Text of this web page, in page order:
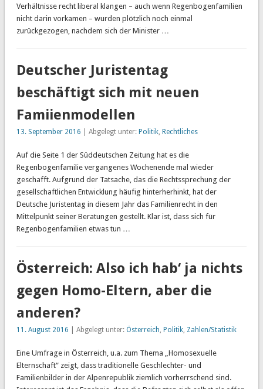
Verhältnisse recht liberal klangen – auch wenn Regenbogenfamilien
nicht darin vorkamen – wurden plötzlich noch einmal
zurückgezogen, nachdem sich der Minister …
Deutscher Juristentag
beschäftigt sich mit neuen
Famiienmodellen
13. September 2016 | Abgelegt unter: Politik, Rechtliches
Auf die Seite 1 der Süddeutschen Zeitung hat es die
Regenbogenfamilie vergangenes Wochenende mal wieder
geschafft. Aufgrund der Tatsache, das die Rechtssprechung der
gesellschaftlichen Entwicklung häufig hinterherhinkt, hat der
Deutsche Juristentag in diesem Jahr das Familienrecht in den
Mittelpunkt seiner Beratungen gestellt. Klar ist, dass sich für
Regenbogenfamilien etwas tun …
Österreich: Also ich hab‘ ja nichts
gegen Homo-Eltern, aber die
anderen?
11. August 2016 | Abgelegt unter: Österreich, Politik, Zahlen/Statistik
Eine Umfrage in Österreich, u.a. zum Thema „Homosexuelle
Elternschaft“ zeigt, dass traditionelle Geschlechter- und
Familienbilder in der Alpenrepublik ziemlich vorherrschend sind.